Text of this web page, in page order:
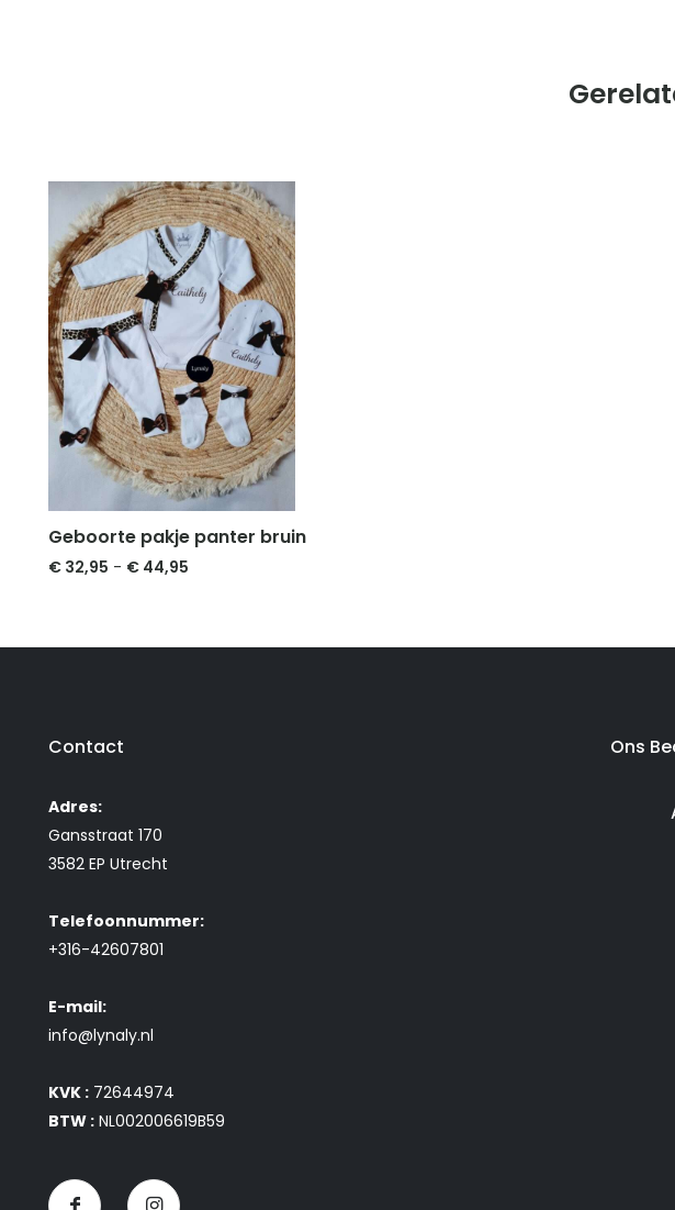
Geboorte pakje panter bruin
€ 32,95 - € 44,95
€ 44,95
Contact
Adres:
Gansstraat 170
3582 EP Utrecht
Telefoonnummer:
+316-42607801
E-mail:
info@lynaly.nl
KVK : 72644974
BTW : NL002006619B59
Ons